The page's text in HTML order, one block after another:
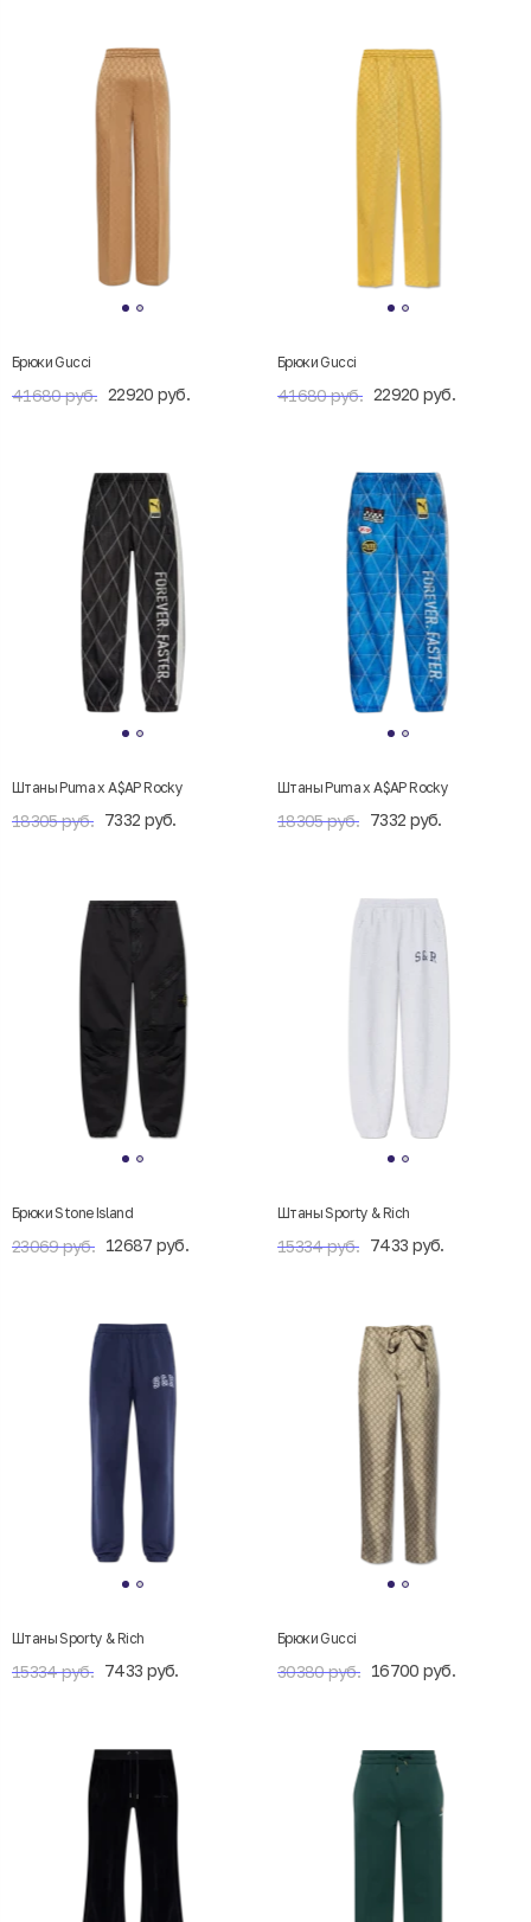
Брюки Gucci
41680 руб. 22920 руб.
Брюки Gucci
41680 руб. 22920 руб.
Штаны Puma x A$AP Rocky
18305 руб. 7332 руб.
Штаны Puma x A$AP Rocky
18305 руб. 7332 руб.
Брюки Stone Island
23069 руб. 12687 руб.
Штаны Sporty & Rich
15334 руб. 7433 руб.
Штаны Sporty & Rich
15334 руб. 7433 руб.
Брюки Gucci
30380 руб. 16700 руб.